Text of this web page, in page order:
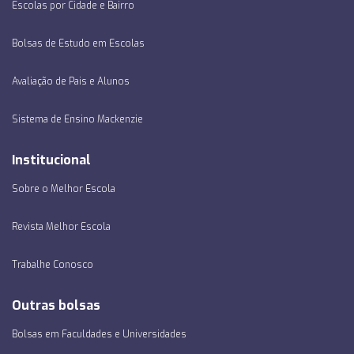
Escolas por Cidade e Bairro
Bolsas de Estudo em Escolas
Avaliação de Pais e Alunos
Sistema de Ensino Mackenzie
Institucional
Sobre o Melhor Escola
Revista Melhor Escola
Trabalhe Conosco
Outras bolsas
Bolsas em Faculdades e Universidades